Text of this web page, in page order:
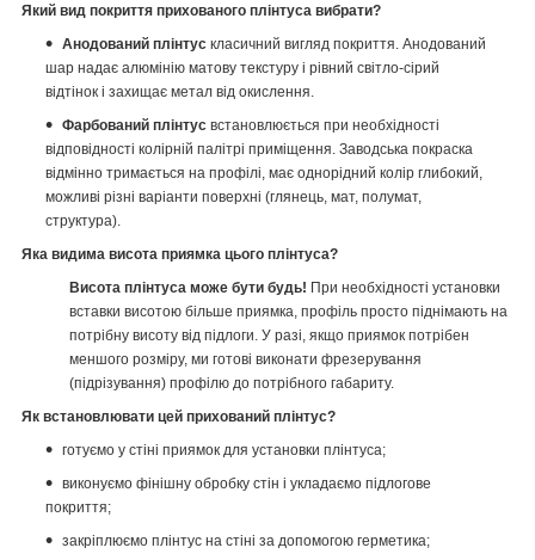
Який вид покриття прихованого плінтуса вибрати?
Анодований плінтус класичний вигляд покриття. Анодований
шар надає алюмінію матову текстуру і рівний світло-сірий
відтінок і захищає метал від окислення.
Фарбований плінтус встановлюється при необхідності
відповідності колірній палітрі приміщення. Заводська покраска
відмінно тримається на профілі, має однорідний колір глибокий,
можливі різні варіанти поверхні (глянець, мат, полумат,
структура).
Яка видима висота приямка цього плінтуса?
Висота плінтуса може бути будь! При необхідності установки
вставки висотою більше приямка, профіль просто піднімають на
потрібну висоту від підлоги. У разі, якщо приямок потрібен
меншого розміру, ми готові виконати фрезерування
(підрізування) профілю до потрібного габариту.
Як встановлювати цей прихований плінтус?
готуємо у стіні приямок для установки плінтуса;
виконуємо фінішну обробку стін і укладаємо підлогове
покриття;
закріплюємо плінтус на стіні за допомогою герметика;